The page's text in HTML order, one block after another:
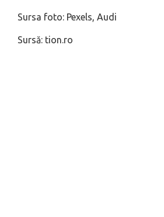
Sursa foto: Pexels, Audi
Sursă: tion.ro